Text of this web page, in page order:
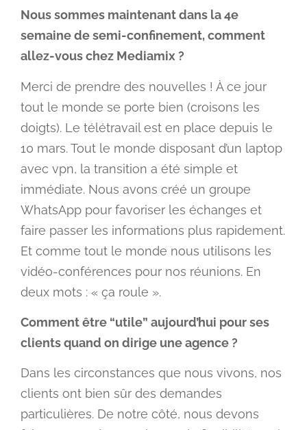
Nous sommes maintenant dans la 4e
semaine de semi-confinement, comment
allez-vous chez Mediamix ?
Merci de prendre des nouvelles ! À ce jour
tout le monde se porte bien (croisons les
doigts). Le télétravail est en place depuis le
10 mars. Tout le monde disposant d’un laptop
avec vpn, la transition a été simple et
immédiate. Nous avons créé un groupe
WhatsApp pour favoriser les échanges et
faire passer les informations plus rapidement.
Et comme tout le monde nous utilisons les
vidéo-conférences pour nos réunions. En
deux mots : « ça roule ».
Comment être “utile” aujourd’hui pour ses
clients quand on dirige une agence ?
Dans les circonstances que nous vivons, nos
clients ont bien sûr des demandes
particulières. De notre côté, nous devons